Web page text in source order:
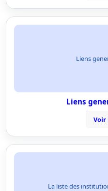
Liens
Liens
Voir
La liste des